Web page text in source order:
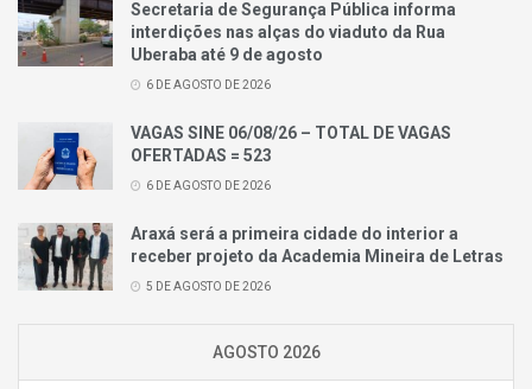
Secretaria de Segurança Pública informa
interdições nas alças do viaduto da Rua
Uberaba até 9 de agosto
6 DE AGOSTO DE 2026
VAGAS SINE 06/08/26 – TOTAL DE VAGAS
OFERTADAS = 523
6 DE AGOSTO DE 2026
Araxá será a primeira cidade do interior a
receber projeto da Academia Mineira de Letras
5 DE AGOSTO DE 2026
AGOSTO 2026